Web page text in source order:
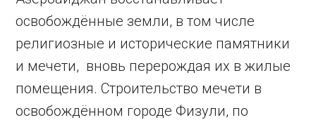
освобождённые земли, в том числе
религиозные и исторические памятники
и мечети, вновь перерождая их в жилые
помещения. Строительство мечети в
освобождённом городе Физули, по